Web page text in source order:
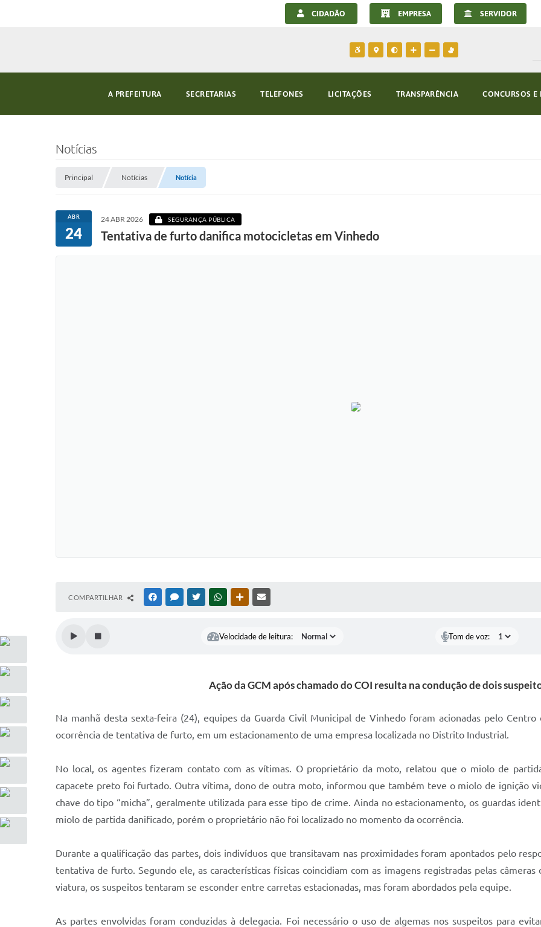
CIDADÃO EMPRESA SERVIDOR
A PREFEITURA SECRETARIAS TELEFONES LICITAÇÕES TRANSPARÊNCIA CONCURSOS E
Notícias
Principal Notícias Notícia
ABR
24
24 ABR 2026 SEGURANÇA PÚBLICA
Tentativa de furto danifica motocicletas em Vinhedo
COMPARTILHAR FACEBOOKMESSENGER
TWITTERWHATSAPPOUTRAS MÍDIAS
Velocidade de leitura: Tom de voz:
Ação da GCM após chamado do COI resulta na condução de dois
Na manhã desta sexta-feira (24), equipes da Guarda Civil Municipal de Vinhedo foram acionadas pelo
ocorrência de tentativa de furto, em um estacionamento de uma empresa localizada no Distrito Industrial.
No local, os agentes fizeram contato com as vítimas. O proprietário da moto, relatou que o miolo de
capacete preto foi furtado. Outra vítima, dono de outra moto, informou que também teve o miolo de ignição
chave do tipo “micha”, geralmente utilizada para esse tipo de crime. Ainda no estacionamento, os guardas
miolo de partida danificado, porém o proprietário não foi localizado no momento da ocorrência.
Durante a qualificação das partes, dois indivíduos que transitavam nas proximidades foram apontados pelo
tentativa de furto. Segundo ele, as características físicas coincidiam com as imagens registradas pelas
viatura, os suspeitos tentaram se esconder entre carretas estacionadas, mas foram abordados pela equipe.
As partes envolvidas foram conduzidas à delegacia. Foi necessário o uso de algemas nos suspeitos para